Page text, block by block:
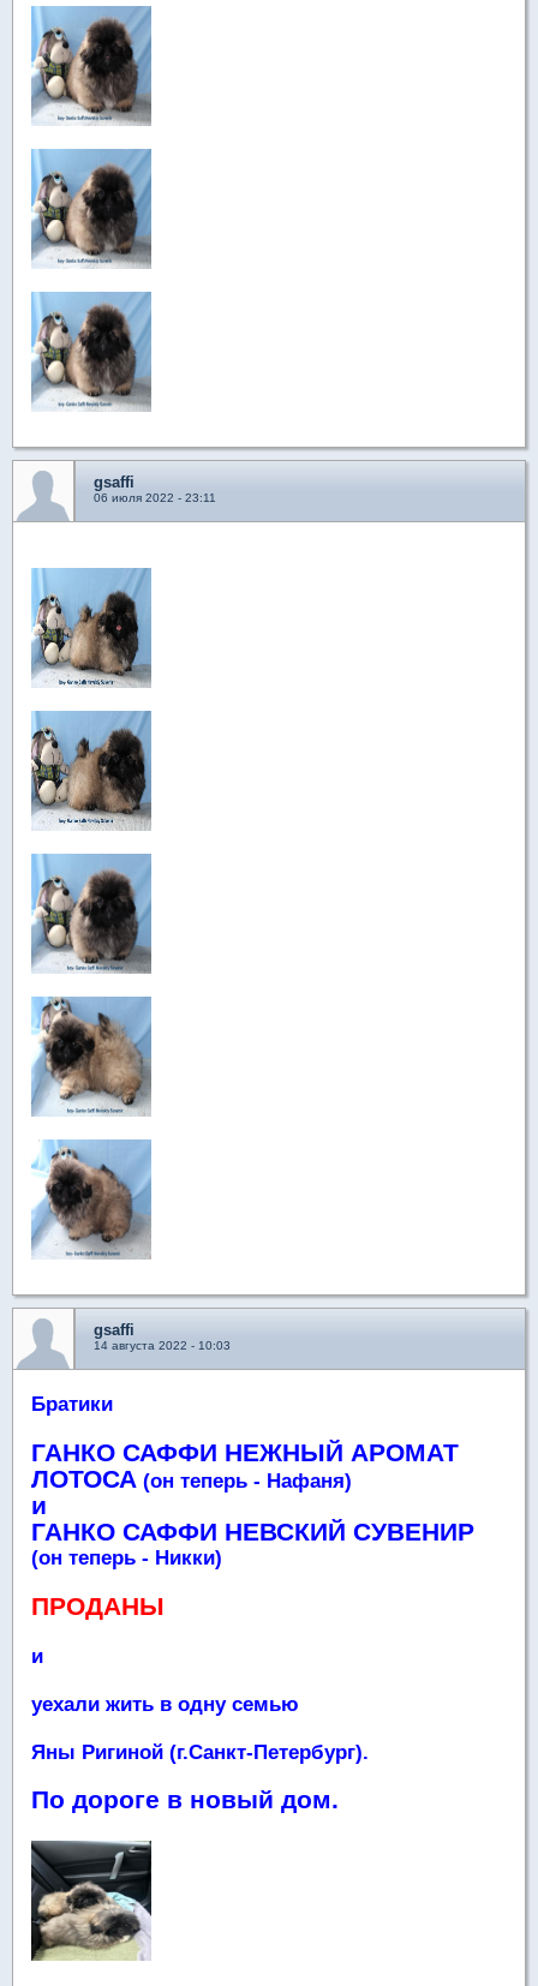
gsaffi
06 июля 2022 - 23:11
gsaffi
14 августа 2022 - 10:03
Братики
ГАНКО САФФИ НЕЖНЫЙ АРОМАТ
ЛОТОСА (он теперь - Нафаня)
и
ГАНКО САФФИ НЕВСКИЙ СУВЕНИР
(он теперь - Никки)
ПРОДАНЫ
и
уехали жить в одну семью
Яны Ригиной (г.Санкт-Петербург).
По дороге в новый дом.